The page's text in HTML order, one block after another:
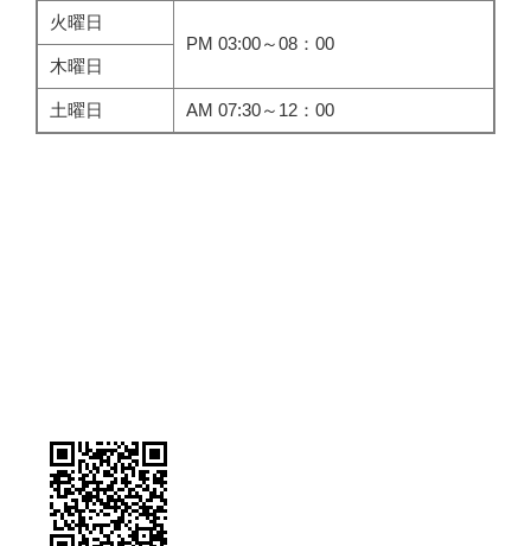
火曜日
PM 03:00～08：00
木曜日
土曜日 AM 07:30～12：00